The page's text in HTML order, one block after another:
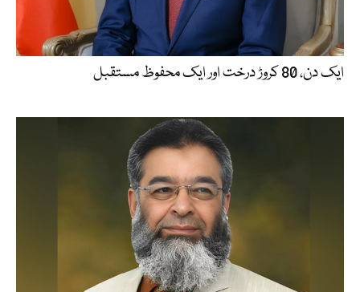
ایک دن، 80 کروڑ درخت اور ایک محفوظ مستقبل